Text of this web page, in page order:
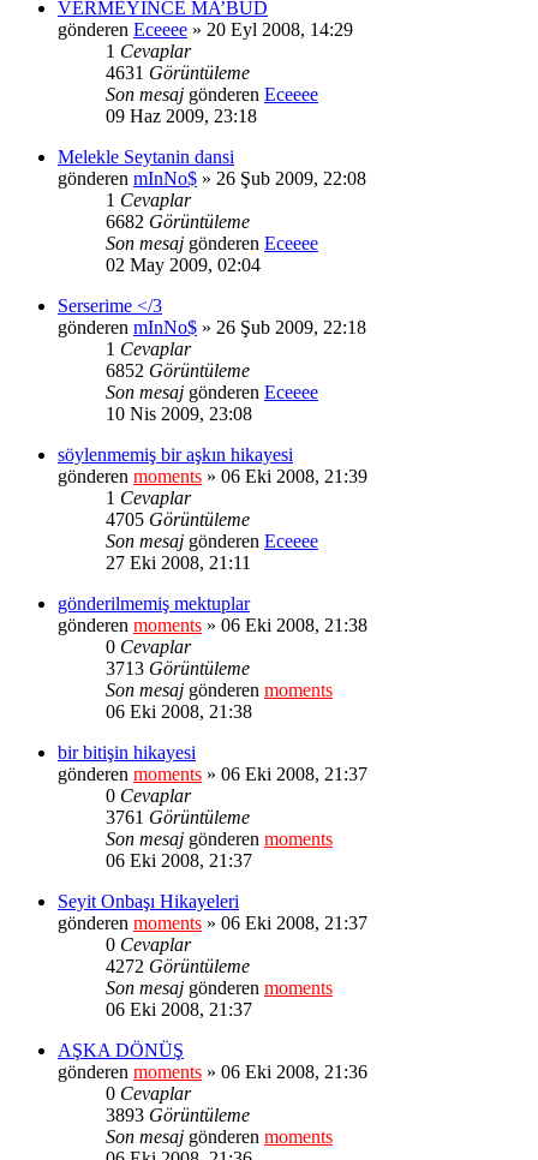
VERMEYİNCE MA’BUD
gönderen Eceeee » 20 Eyl 2008, 14:29
1 Cevaplar
4631 Görüntüleme
Son mesaj gönderen Eceeee
09 Haz 2009, 23:18
Melekle Seytanin dansi
gönderen mInNo$ » 26 Şub 2009, 22:08
1 Cevaplar
6682 Görüntüleme
Son mesaj gönderen Eceeee
02 May 2009, 02:04
Serserime </3
gönderen mInNo$ » 26 Şub 2009, 22:18
1 Cevaplar
6852 Görüntüleme
Son mesaj gönderen Eceeee
10 Nis 2009, 23:08
söylenmemiş bir aşkın hikayesi
gönderen moments » 06 Eki 2008, 21:39
1 Cevaplar
4705 Görüntüleme
Son mesaj gönderen Eceeee
27 Eki 2008, 21:11
gönderilmemiş mektuplar
gönderen moments » 06 Eki 2008, 21:38
0 Cevaplar
3713 Görüntüleme
Son mesaj gönderen moments
06 Eki 2008, 21:38
bir bitişin hikayesi
gönderen moments » 06 Eki 2008, 21:37
0 Cevaplar
3761 Görüntüleme
Son mesaj gönderen moments
06 Eki 2008, 21:37
Seyit Onbaşı Hikayeleri
gönderen moments » 06 Eki 2008, 21:37
0 Cevaplar
4272 Görüntüleme
Son mesaj gönderen moments
06 Eki 2008, 21:37
AŞKA DÖNÜŞ
gönderen moments » 06 Eki 2008, 21:36
0 Cevaplar
3893 Görüntüleme
Son mesaj gönderen moments